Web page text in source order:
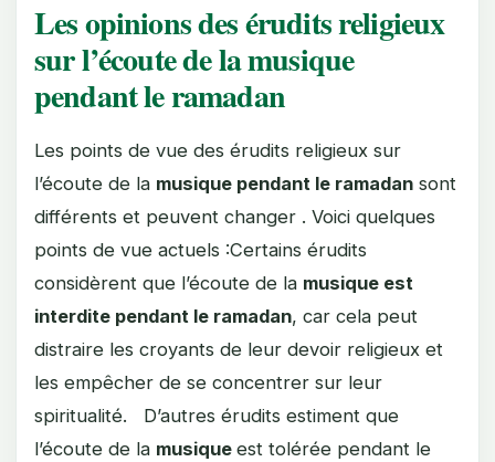
Les opinions des érudits religieux
sur l’écoute de la musique
pendant le ramadan
Les points de vue des érudits religieux sur
l’écoute de la musique pendant le ramadan sont
différents et peuvent changer . Voici quelques
points de vue actuels :Certains érudits
considèrent que l’écoute de la musique est
interdite pendant le ramadan, car cela peut
distraire les croyants de leur devoir religieux et
les empêcher de se concentrer sur leur
spiritualité. D’autres érudits estiment que
l’écoute de la musique est tolérée pendant le